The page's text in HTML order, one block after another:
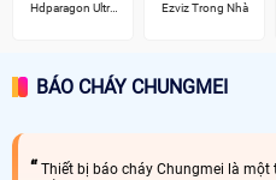
Hdparagon Ultra
Ezviz Trong Nhà
BÁO CHÁY CHUNGMEI
Thiết bị báo cháy Chungmei là